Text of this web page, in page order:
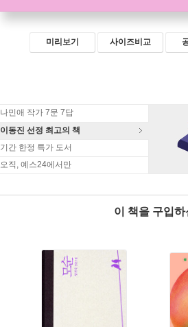
미리보기 사이즈비교
나민애 작가 7문 7답
이동진 선정 최고의 책
기간 한정 특가 도서
오직, 예스24에서만
이 책을 구입하